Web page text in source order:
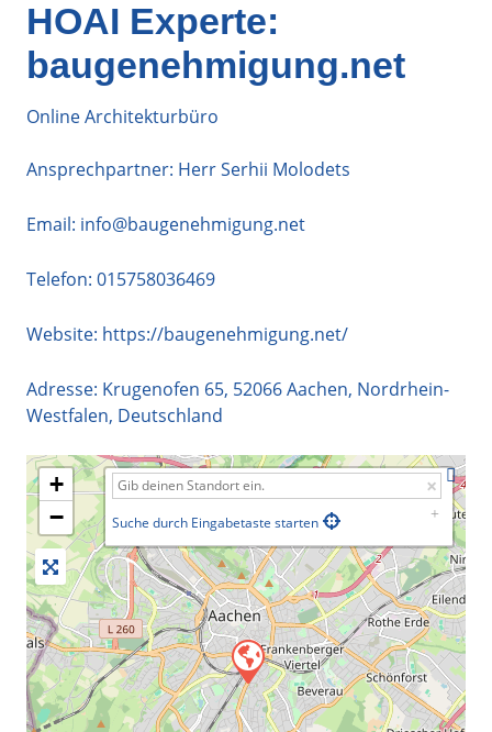
HOAI Experte:
baugenehmigung.net
Online Architekturbüro
Ansprechpartner: Herr Serhii Molodets
Email: info@baugenehmigung.net
Telefon: 015758036469
Website: https://baugenehmigung.net/
Adresse: Krugenofen 65, 52066Aachen, Nordrhein-
Westfalen, Deutschland
+
−
Suche durch Eingabetaste starten